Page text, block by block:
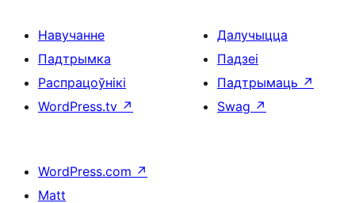
Навучанне
Падтрымка
Распрацоўнікі
WordPress.tv ↗
Далучыцца
Падзеі
Падтрымаць ↗
Swag ↗
WordPress.com ↗
Matt